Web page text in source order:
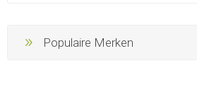
Populaire Merken